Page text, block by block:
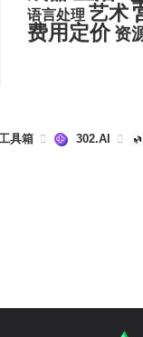
语言处理 艺术
费用定价 资
具箱 302.AI